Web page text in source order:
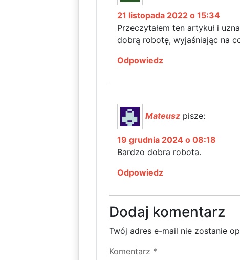
21 listopada 2022 o 15:34
Przeczytałem ten artykuł i
dobrą robotę, wyjaśniając na
Odpowiedz
Mateusz pisze:
19 grudnia 2024 o 08:18
Bardzo dobra robota.
Odpowiedz
Dodaj komentarz
Twój adres e-mail nie zostanie
Komentarz *